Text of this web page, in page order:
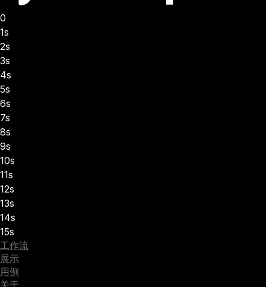
0
1s
2s
3s
4s
5s
6s
7s
8s
9s
10s
11s
12s
13s
14s
15s
工作流
展示
用例